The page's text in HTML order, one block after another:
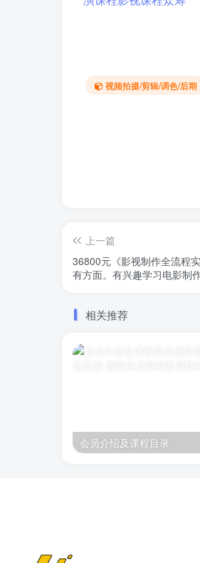
视频拍摄/剪辑/调色/后期
上一篇
36800元《影视制作全流程
有方面。有兴趣学习电影制
相关推荐
会员介绍及课程目录